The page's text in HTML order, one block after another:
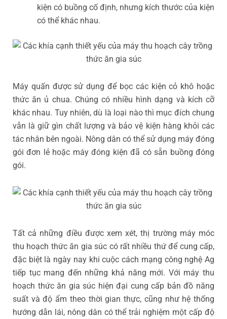
kiện có buồng cố định, nhưng kích thước của kiện
có thể khác nhau.
Máy quấn được sử dụng để bọc các kiện cỏ khô hoặc
thức ăn ủ chua. Chúng có nhiều hình dạng và kích cỡ
khác nhau. Tuy nhiên, dù là loại nào thì mục đích chung
vẫn là giữ gìn chất lượng và bảo vệ kiện hàng khỏi các
tác nhân bên ngoài. Nông dân có thể sử dụng máy đóng
gói đơn lẻ hoặc máy đóng kiện đã có sẵn buồng đóng
gói.
Tất cả những điều được xem xét, thị trường máy móc
thu hoạch thức ăn gia súc có rất nhiều thứ để cung cấp,
đặc biệt là ngày nay khi cuộc cách mạng công nghệ Ag
tiếp tục mang đến những khả năng mới. Với máy thu
hoạch thức ăn gia súc hiện đại cung cấp bản đồ năng
suất và độ ẩm theo thời gian thực, cũng như hệ thống
hướng dẫn lái, nông dân có thể trải nghiệm một cấp độ